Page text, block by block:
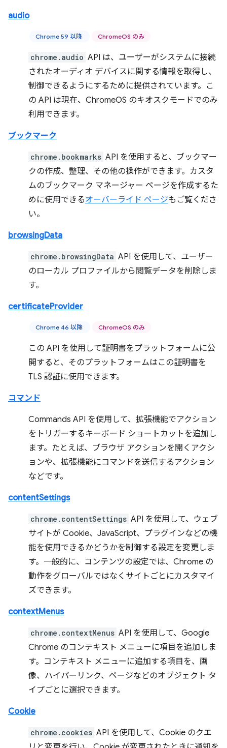
audio
Chrome 59 以降 ChromeOS のみ
chrome.audio API は、ユーザーがシステムに接続
されたオーディオ デバイスに関する情報を取得し、
制御できるようにするために提供されています。こ
の API は現在、ChromeOS のキオスクモードでのみ
利用できます。
ブックマーク
chrome.bookmarks API を使用すると、ブックマー
クの作成、整理、その他の操作ができます。カスタ
ムのブックマーク マネージャー ページを作成するた
めに使用できるオーバーライド ページもご覧くださ
い。
browsingData
chrome.browsingData API を使用して、ユーザー
のローカル プロファイルから閲覧データを削除しま
す。
certificateProvider
Chrome 46 以降 ChromeOS のみ
この API を使用して証明書をプラットフォームに公
開すると、そのプラットフォームはこの証明書を
TLS 認証に使用できます。
コマンド
Commands API を使用して、拡張機能でアクション
をトリガーするキーボード ショートカットを追加し
ます。たとえば、ブラウザ アクションを開くアクシ
ョンや、拡張機能にコマンドを送信するアクション
などです。
contentSettings
chrome.contentSettings API を使用して、ウェブ
サイトが Cookie、JavaScript、プラグインなどの機
能を使用できるかどうかを制御する設定を変更しま
す。一般的に、コンテンツの設定では、Chrome の
動作をグローバルではなくサイトごとにカスタマイ
ズできます。
contextMenus
chrome.contextMenus API を使用して、Google
Chrome のコンテキスト メニューに項目を追加しま
す。コンテキスト メニューに追加する項目を、画
像、ハイパーリンク、ページなどのオブジェクト タ
イプごとに選択できます。
Cookie
chrome.cookies API を使用して、Cookie のクエ